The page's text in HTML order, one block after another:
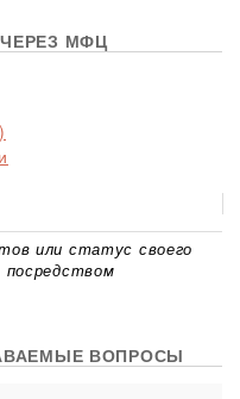
МФЦ
или статус своего
посредством
ВОПРОСЫ